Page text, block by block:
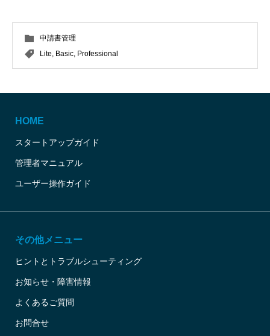
申請書管理
Lite Basic Professional
HOME
スタートアップガイド
管理者マニュアル
ユーザー操作ガイド
その他メニュー
ヒントとトラブルシューティング
お知らせ・障害情報
よくあるご質問
お問合せ